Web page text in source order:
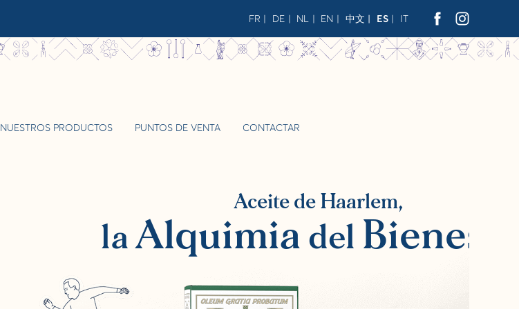
FR DE NL EN 中文 ES IT
NUESTROS PRODUCTOS PUNTOS DE VENTA CONTACTAR
Bienestar